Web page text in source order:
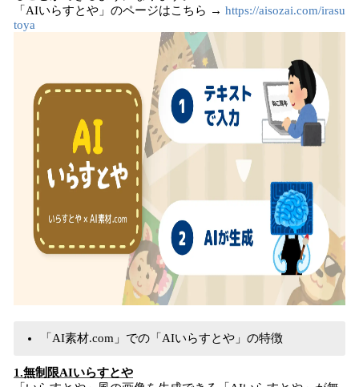
「AIいらすとや」のページはこちら → https://aisozai.com/irasu
toya
「AI素材.com」での「AIいらすとや」の特徴
1.無制限AIいらすとや